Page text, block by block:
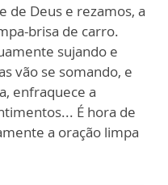
de Deus e rezamos, a
brisa de carro.
sujando e
vão se somando, e
enfraquece a
É hora de
a oração limpa